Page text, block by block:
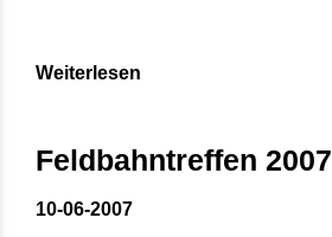
Weiterlesen
Feldbahntreffen 2007
10-06-2007